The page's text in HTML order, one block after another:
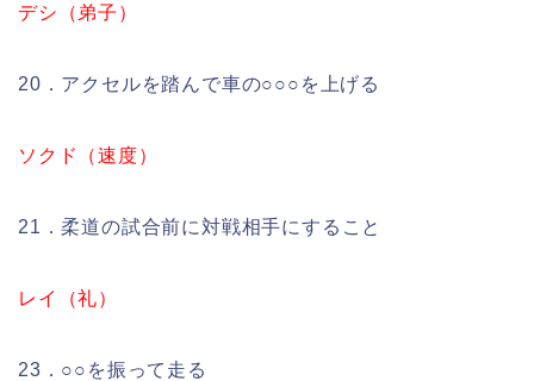
デシ（弟子）
20．アクセルを踏んで車の○○○を上げる
ソクド（速度）
21．柔道の試合前に対戦相手にすること
レイ（礼）
23．○○を振って走る